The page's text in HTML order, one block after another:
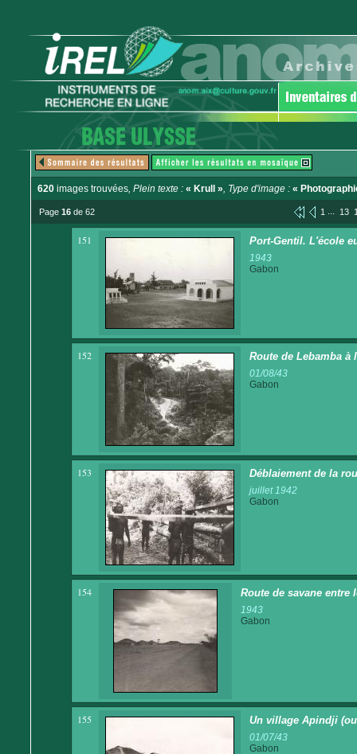
620 images trouvées, Plein texte : « Krull », Type d'image : «
Page 16 de 62 1 ... 13
151 Port-Gentil. L'école
1943
Gabon
152 Route de Lebamba à
01/08/43
Gabon
153 Déblaiement de la
juillet 1942
Gabon
154 Route de savane entre
1943
Gabon
155 Un village Apindji
01/07/43
Gabon